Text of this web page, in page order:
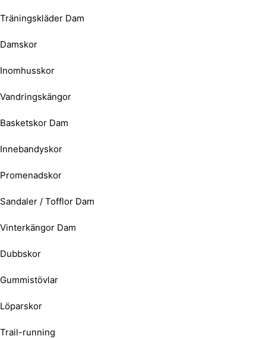
Träningskläder Dam
Damskor
Inomhusskor
Vandringskängor
Basketskor Dam
Innebandyskor
Promenadskor
Sandaler / Tofflor Dam
Vinterkängor Dam
Dubbskor
Gummistövlar
Löparskor
Trail-running